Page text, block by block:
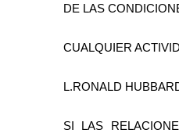
DE LAS
CUALQUIER
L.RONALD
SI LAS